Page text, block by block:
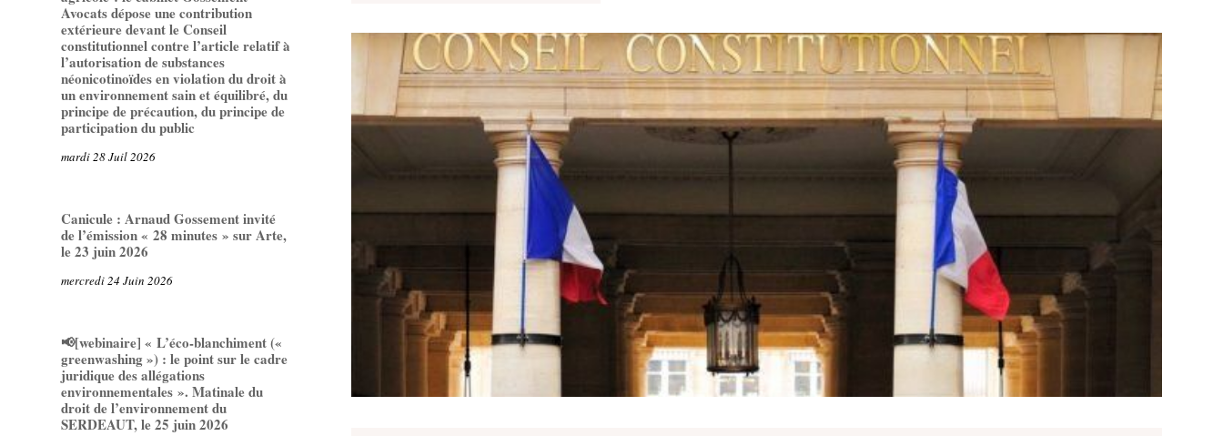
Avocats dépose une contribution
extérieure devant le Conseil
constitutionnel contre l’article relatif à
l’autorisation de substances
néonicotinoïdes en violation du droit à
un environnement sain et équilibré, du
principe de précaution, du principe de
participation du public
mardi 28 Juil 2026
Canicule : Arnaud Gossement invité
de l’émission « 28 minutes » sur Arte,
le 23 juin 2026
mercredi 24 Juin 2026
📢[webinaire] « L’éco-blanchiment («
greenwashing ») : le point sur le cadre
juridique des allégations
environnementales ». Matinale du
droit de l’environnement du
SERDEAUT, le 25 juin 2026